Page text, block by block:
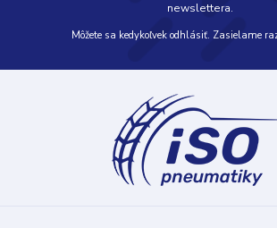
newslettera.
Môžete sa kedykoľvek odhlásiť. Zasielame